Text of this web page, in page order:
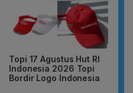
Topi 17 Agustus Hut RI
Indonesia 2026 Topi
Bordir Logo Indonesia